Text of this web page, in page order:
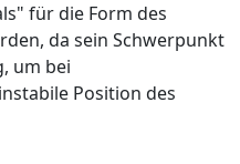
für die Form des
da sein Schwerpunkt
um bei
Position des